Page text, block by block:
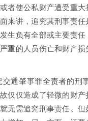
者使公私财产遭受重
来讲，追究其刑事责
生负有全部或主要责
重的人员伤亡和财产
肇事罪全责者的刑
仅仅造成了轻微的财
无需追究刑事责任。